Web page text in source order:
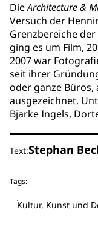
DieArchitecture &
Versuch der
Grenzbereiche
ging es um Film,
2007 war
seit ihrer
oder ganze Büros,
ausgezeichnet.
Bjarke Ingels,
Text:Stephan
Tags:
Kultur, Kunst und